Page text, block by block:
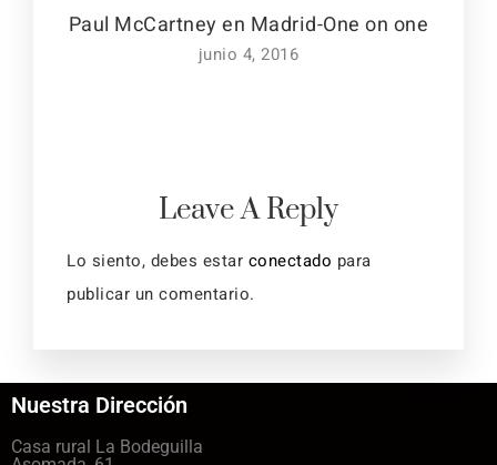
Paul McCartney en Madrid-One on one
junio 4, 2016
Leave A Reply
Lo siento, debes estar conectado para
publicar un comentario.
Nuestra Dirección
Casa rural La Bodeguilla